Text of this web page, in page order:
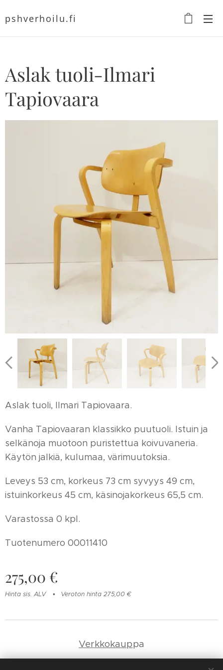
pshverhoilu.fi
Aslak tuoli-Ilmari
Tapiovaara
Aslak tuoli, Ilmari Tapiovaara.
Vanha Tapiovaaran klassikko puutuoli. Istuin ja
selkänoja muotoon puristettua koivuvaneria.
Käytön jalkiä, kulumaa, värimuutoksia.
Leveys 53 cm, korkeus 73 cm syvyys 49 cm,
istuinkorkeus 45 cm, käsinojakorkeus 65,5 cm.
Varastossa 0 kpl.
Tuotenumero 00011410
275,00 €
Hinta sis. ALV Veroton hinta 275,00 €
Verkkokauppa